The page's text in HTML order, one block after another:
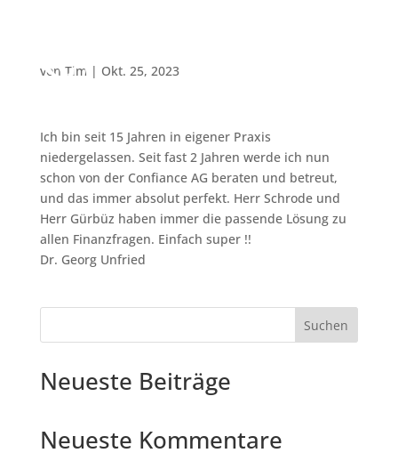
von Tim | Okt. 25, 2023
Ich bin seit 15 Jahren in eigener Praxis
niedergelassen. Seit fast 2 Jahren werde ich nun
schon von der Confiance AG beraten und betreut,
und das immer absolut perfekt. Herr Schrode und
Herr Gürbüz haben immer die passende Lösung zu
allen Finanzfragen. Einfach super !!
Dr. Georg Unfried
Suchen
Neueste Beiträge
Neueste Kommentare